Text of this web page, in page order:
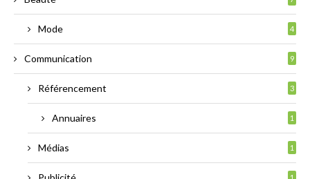
Mode 4
Communication 9
Référencement 3
Annuaires 1
Médias 1
1